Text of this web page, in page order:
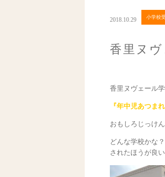
2018.10.29 小学校
香里ヌ
香里ヌヴェール
『年中児あつま
おもしろじっけ
どんな学校かな
されたほうが良